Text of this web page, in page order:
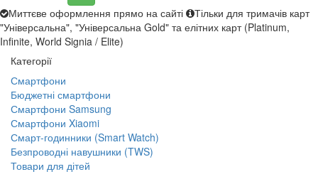
Миттєве оформлення прямо на сайті
Тільки для тримачів карт
"Універсальна", "Універсальна Gold" та елітних карт (Platinum,
Infinite, World Signia / Elite)
Категорії
Смартфони
Бюджетні смартфони
Смартфони Samsung
Смартфони Xiaomi
Смарт-годинники (Smart Watch)
Безпроводні навушники (TWS)
Товари для дітей